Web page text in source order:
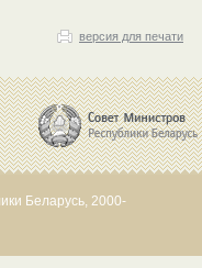
версия для печати
Беларусь, 2000-